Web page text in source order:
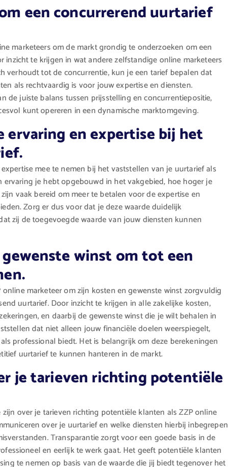
een concurrerend uurtarief
marketeers om de markt grondig te onderzoeken om een
te krijgen in wat andere zelfstandige online marketeers
verhoudt tot de concurrentie, kun je een tarief bepalen dat
als rechtvaardig is voor jouw expertise en diensten.
de juiste balans tussen prijsstelling en concurrentiepositie,
kunt opereren in een dynamische marktomgeving.
ervaring en expertise bij het
mee te nemen bij het vaststellen van je uurtarief als
ervaring je hebt opgebouwd in het vakgebied, hoe hoger je
vaak bereid om meer te betalen voor de expertise en
Zorg er dus voor dat je deze waarde duidelijk
zij de toegevoegde waarde van jouw diensten kunnen
winst om tot een
marketeer om zijn kosten en gewenste winst zorgvuldig
uurtarief. Door inzicht te krijgen in alle zakelijke kosten,
en daarbij de gewenste winst die je wilt behalen in
dat niet alleen jouw financiële doelen weerspiegelt,
professional biedt. Het is belangrijk om deze berekeningen
uurtarief te kunnen hanteren in de markt.
je tarieven richting potentiële
over je tarieven richting potentiële klanten als ZZP online
over je uurtarief en welke diensten hierbij inbegrepen
Transparantie zorgt voor een goede basis in de
en eerlijk te werk gaat. Het geeft potentiële klanten
te nemen op basis van de waarde die jij biedt tegenover het